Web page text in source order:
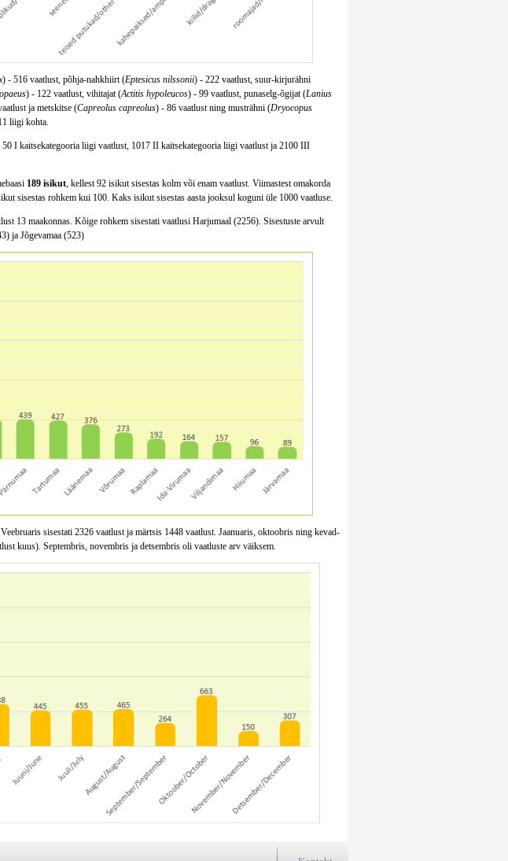
) - 516 vaatlust, põhja-nahkhiirt (Eptesicus nilssonii) - 222 vaatlust, suur-kirjurähni
) - 122 vaatlust, vihitajat (Actitis hypoleucos) - 99 vaatlust, punaselg-õgijat (Lanius
ja metskitse (Capreolus capreolus) - 86 vaatlust ning musträhni (Dryocopus
liigi kohta.
I kaitsekategooria liigi vaatlust, 1017 II kaitsekategooria liigi vaatlust ja 2100 III
189 isikut, kellest 92 isikut sisestas kolm või enam vaatlust. Viimastest omakorda
sisestas rohkem kui 100. Kaks isikut sisestas aasta jooksul koguni üle 1000 vaatluse.
13 maakonnas. Kõige rohkem sisestati vaatlusi Harjumaal (2256). Sisestuste arvult
ja Jõgevamaa (523)
sisestati 2326 vaatlust ja märtsis 1448 vaatlust. Jaanuaris, oktoobris ning kevad-
kuus). Septembris, novembris ja detsembris oli vaatluste arv väiksem.